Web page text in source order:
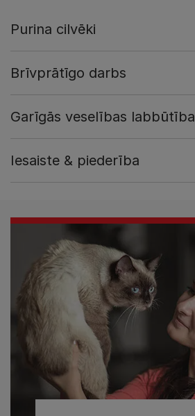
Purina cilvēki
Brīvprātīgo darbs
Garīgās veselības labbūtība
Iesaiste & piederība